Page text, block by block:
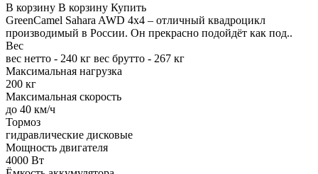
В корзину В корзину Купить
GreenCamel Sahara AWD 4x4 – отличный квадроцикл
производимый в России. Он прекрасно подойдёт как под..
Вес
вес нетто - 240 кг вес брутто - 267 кг
Максимальная нагрузка
200 кг
Максимальная скорость
до 40 км/ч
Тормоз
гидравлические дисковые
Мощность двигателя
4000 Вт